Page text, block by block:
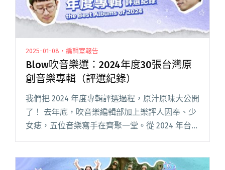
2025-01-08・編輯室報告
Blow吹音樂選：2024年度30張台灣原
創音樂專輯（評選紀錄）
我們把 2024 年度專輯評選過程，原汁原味大公開
了！ 去年底，吹音樂編輯部加上樂評人因奉、少
女痣，五位音樂寫手在齊聚一堂。從 2024 年台灣
發行的 200 多張專輯之中，各自先挑選 10 張加一
閱讀全文 "Blow吹音樂選：2024年度30張台灣原